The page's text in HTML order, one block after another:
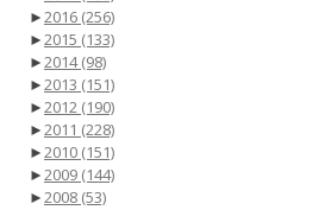
►2016 (256)
►2015 (133)
►2014(98)
►2013 (151)
►2012 (190)
►2011 (228)
►2010 (151)
►2009 (144)
►2008 (53)